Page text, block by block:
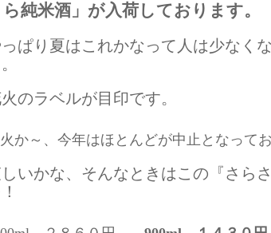
純米酒」が入荷しております。
ぱり夏はこれかなって人は少なく
のラベルが目印です。
か～、今年はほとんどが中止となってお
いかな、そんなときはこの『さら